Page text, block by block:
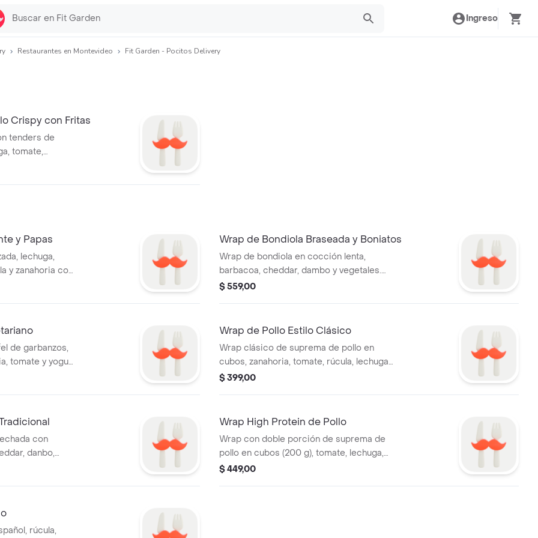
Ingreso
Restaurantes en Montevideo Fit Garden - Pocitos Delivery
Crispy con Fritas
tenders de
tomate,
y Papas
lechuga,
y zanahoria con
Wrap de Bondiola Braseada y Boniatos
Wrap de bondiola en cocción lenta,
barbacoa, cheddar, dambo y vegetales.
Viene acompañado de boniatos fritos.
$ 559,00
de garbanzos,
tomate y yogur
Wrap de Pollo Estilo Clásico
Wrap clásico de suprema de pollo en
cubos, zanahoria, tomate, rúcula, lechuga,
queso y aceitunas con salsa a elección
$ 399,00
con
danbo,
Wrap High Protein de Pollo
Wrap con doble porción de suprema de
pollo en cubos (200 g), tomate, lechuga,
rúcula y queso. Salsa a elección.
$ 449,00
rúcula,